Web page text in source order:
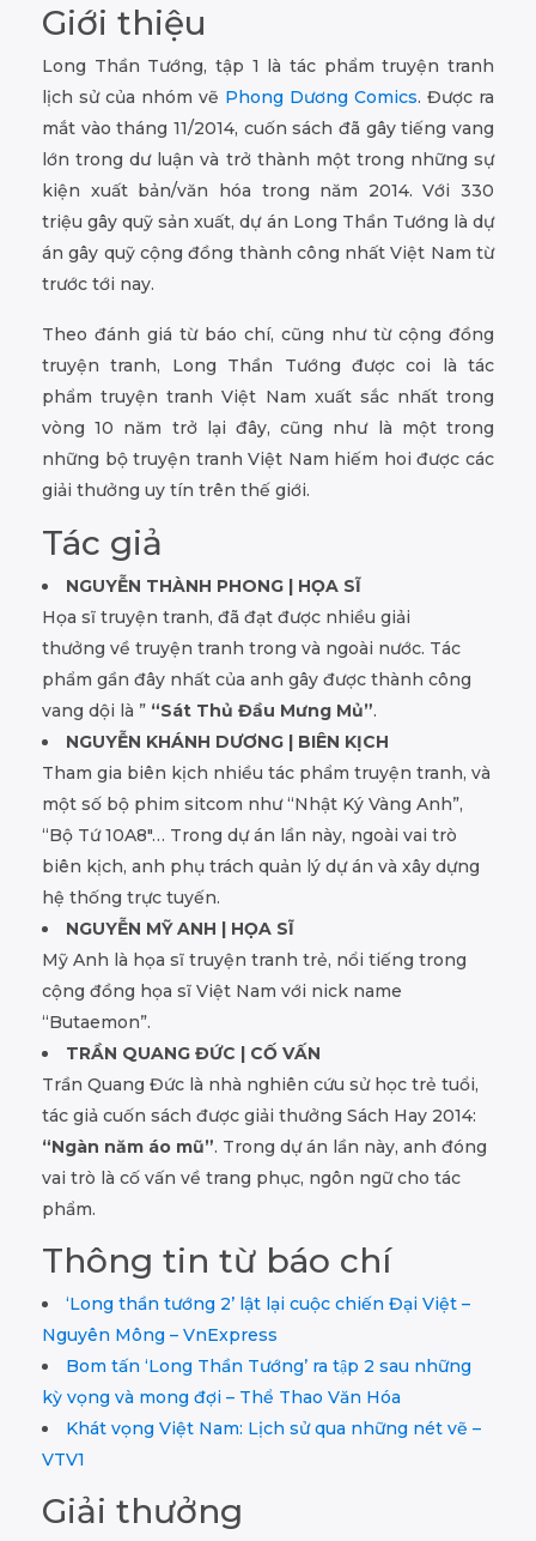
Giới thiệu
Long Thần Tướng, tập 1 là tác phẩm truyện tranh
lịch sử của nhóm vẽ Phong Dương Comics. Được ra
mắt vào tháng 11/2014, cuốn sách đã gây tiếng vang
lớn trong dư luận và trở thành một trong những sự
kiện xuất bản/văn hóa trong năm 2014. Với 330
triệu gây quỹ sản xuất, dự án Long Thần Tướng là dự
án gây quỹ cộng đồng thành công nhất Việt Nam từ
trước tới nay.
Theo đánh giá từ báo chí, cũng như từ cộng đồng
truyện tranh, Long Thần Tướng được coi là tác
phẩm truyện tranh Việt Nam xuất sắc nhất trong
vòng 10 năm trở lại đây, cũng như là một trong
những bộ truyện tranh Việt Nam hiếm hoi được các
giải thưởng uy tín trên thế giới.
Tác giả
NGUYỄN THÀNH PHONG | HỌA SĨ
Họa sĩ truyện tranh, đã đạt được nhiều giải
thưởng về truyện tranh trong và ngoài nước. Tác
phẩm gần đây nhất của anh gây được thành công
vang dội là ” “Sát Thủ Đầu Mưng Mủ”.
NGUYỄN KHÁNH DƯƠNG | BIÊN KỊCH
Tham gia biên kịch nhiều tác phẩm truyện tranh, và
một số bộ phim sitcom như “Nhật Ký Vàng Anh”,
“Bộ Tứ 10A8″… Trong dự án lần này, ngoài vai trò
biên kịch, anh phụ trách quản lý dự án và xây dựng
hệ thống trực tuyến.
NGUYỄN MỸ ANH | HỌA SĨ
Mỹ Anh là họa sĩ truyện tranh trẻ, nổi tiếng trong
cộng đồng họa sĩ Việt Nam với nick name
“Butaemon”.
TRẦN QUANG ĐỨC | CỐ VẤN
Trần Quang Đức là nhà nghiên cứu sử học trẻ tuổi,
tác giả cuốn sách được giải thưởng Sách Hay 2014:
“Ngàn năm áo mũ”. Trong dự án lần này, anh đóng
vai trò là cố vấn về trang phục, ngôn ngữ cho tác
phẩm.
Thông tin từ báo chí
‘Long thần tướng 2’ lật lại cuộc chiến Đại Việt –
Nguyên Mông – VnExpress
Bom tấn ‘Long Thần Tướng’ ra tập 2 sau những
kỳ vọng và mong đợi – Thể Thao Văn Hóa
Khát vọng Việt Nam: Lịch sử qua những nét vẽ –
VTV1
Giải thưởng